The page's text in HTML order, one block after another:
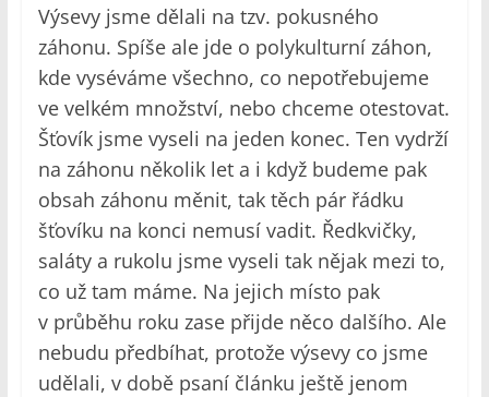
Výsevy jsme dělali na tzv. pokusného
záhonu. Spíše ale jde o polykulturní záhon,
kde vyséváme všechno, co nepotřebujeme
ve velkém množství, nebo chceme otestovat.
Šťovík jsme vyseli na jeden konec. Ten vydrží
na záhonu několik let a i když budeme pak
obsah záhonu měnit, tak těch pár řádku
šťovíku na konci nemusí vadit. Ředkvičky,
saláty a rukolu jsme vyseli tak nějak mezi to,
co už tam máme. Na jejich místo pak
v průběhu roku zase přijde něco dalšího. Ale
nebudu předbíhat, protože výsevy co jsme
udělali, v době psaní článku ještě jenom